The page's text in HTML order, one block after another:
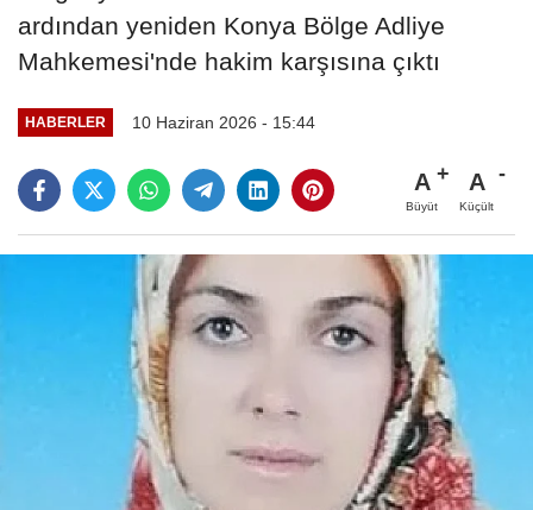
ardından yeniden Konya Bölge Adliye
Mahkemesi'nde hakim karşısına çıktı
HABERLER 10 Haziran 2026 - 15:44
A
Büyüt
A
Küçült